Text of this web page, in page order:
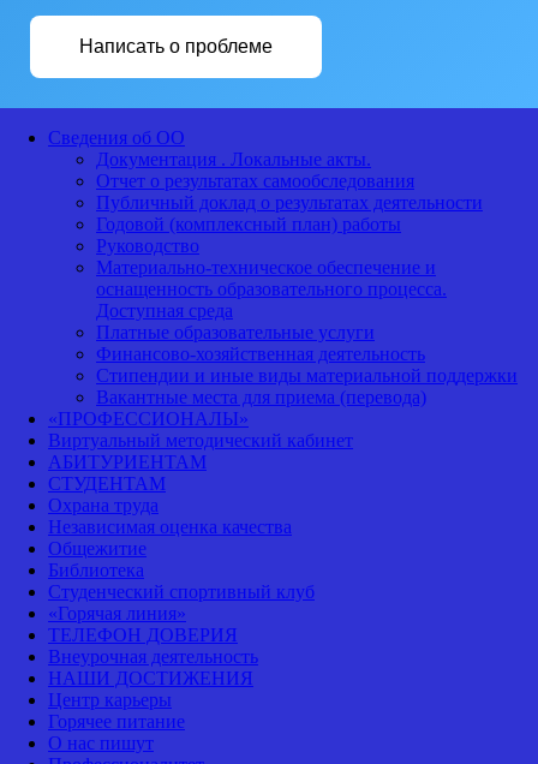
Написать о проблеме
Сведения об ОО
Документация . Локальные акты.
Отчет о результатах самообследования
Публичный доклад о результатах деятельности
Годовой (комплексный план) работы
Руководство
Материально-техническое обеспечение и
оснащенность образовательного процесса.
Доступная среда
Платные образовательные услуги
Финансово-хозяйственная деятельность
Стипендии и иные виды материальной поддержки
Вакантные места для приема (перевода)
«ПРОФЕССИОНАЛЫ»
Виртуальный методический кабинет
АБИТУРИЕНТАМ
СТУДЕНТАМ
Охрана труда
Независимая оценка качества
Общежитие
Библиотека
Студенческий спортивный клуб
«Горячая линия»
ТЕЛЕФОН ДОВЕРИЯ
Внеурочная деятельность
НАШИ ДОСТИЖЕНИЯ
Центр карьеры
Горячее питание
О нас пишут